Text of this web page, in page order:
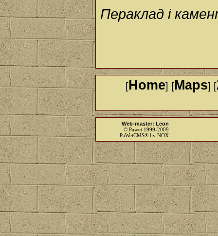
Пераклад і
[Home] [Maps] [
Web-master: Leon
© Pawet 1999-2009
PaWetCMS® by NOX